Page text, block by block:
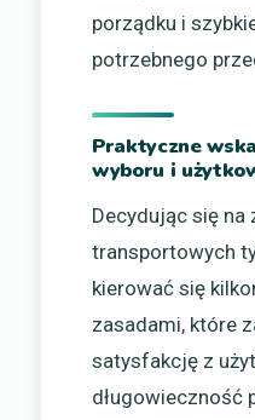
porządku i
potrzebnego
Praktyczne
wyboru i
Decydując się na
transportowych
kierować się
zasadami, które
satysfakcję z
długowieczność